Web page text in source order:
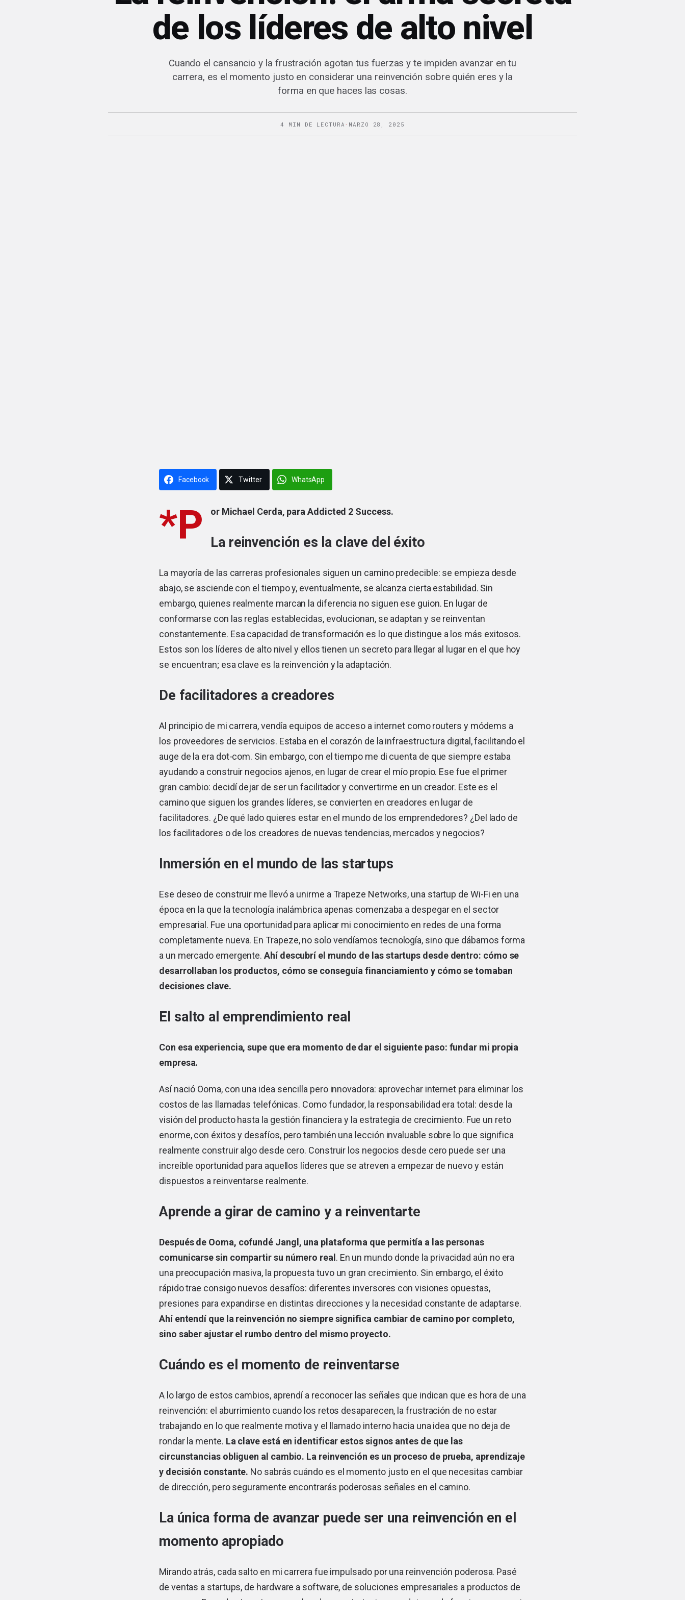
de los líderes de alto nivel
Cuando el cansancio y la frustración agotan tus fuerzas y te impiden avanzar en tu
carrera, es el momento justo en considerar una reinvención sobre quién eres y la
forma en que haces las cosas.
4 MIN DE LECTURA · MARZO 28, 2025
Facebook Twitter WhatsApp
*P or Michael Cerda, para Addicted 2 Success.
La reinvención es la clave del éxito
La mayoría de las carreras profesionales siguen un camino predecible: se empieza desde
abajo, se asciende con el tiempo y, eventualmente, se alcanza cierta estabilidad. Sin
embargo, quienes realmente marcan la diferencia no siguen ese guion. En lugar de
conformarse con las reglas establecidas, evolucionan, se adaptan y se reinventan
constantemente. Esa capacidad de transformación es lo que distingue a los más exitosos.
Estos son los líderes de alto nivel y ellos tienen un secreto para llegar al lugar en el que hoy
se encuentran; esa clave es la reinvención y la adaptación.
De facilitadores a creadores
Al principio de mi carrera, vendía equipos de acceso a internet como routers y módems a
los proveedores de servicios. Estaba en el corazón de la infraestructura digital, facilitando el
auge de la era dot-com. Sin embargo, con el tiempo me di cuenta de que siempre estaba
ayudando a construir negocios ajenos, en lugar de crear el mío propio. Ese fue el primer
gran cambio: decidí dejar de ser un facilitador y convertirme en un creador. Este es el
camino que siguen los grandes líderes, se convierten en creadores en lugar de
facilitadores. ¿De qué lado quieres estar en el mundo de los emprendedores? ¿Del lado de
los facilitadores o de los creadores de nuevas tendencias, mercados y negocios?
Inmersión en el mundo de las startups
Ese deseo de construir me llevó a unirme a Trapeze Networks, una startup de Wi-Fi en una
época en la que la tecnología inalámbrica apenas comenzaba a despegar en el sector
empresarial. Fue una oportunidad para aplicar mi conocimiento en redes de una forma
completamente nueva. En Trapeze, no solo vendíamos tecnología, sino que dábamos forma
a un mercado emergente.Ahí descubrí el mundo de las startups desde dentro: cómo se
desarrollaban los productos, cómo se conseguía financiamiento y cómo se tomaban
decisiones clave.
El salto al emprendimiento real
Con esa experiencia, supe que era momento de dar el siguiente paso: fundar mi propia
empresa.
Así nació Ooma, con una idea sencilla pero innovadora: aprovechar internet para eliminar los
costos de las llamadas telefónicas. Como fundador, la responsabilidad era total: desde la
visión del producto hasta la gestión financiera y la estrategia de crecimiento. Fue un reto
enorme, con éxitos y desafíos, pero también una lección invaluable sobre lo que significa
realmente construir algo desde cero. Construir los negocios desde cero puede ser una
increíble oportunidad para aquellos líderes que se atreven a empezar de nuevo y están
dispuestos a reinventarse realmente.
Aprende a girar de camino y a reinventarte
Después de Ooma, cofundé Jangl, una plataforma que permitía a las personas
comunicarse sin compartir su número real . En un mundo donde la privacidad aún no era
una preocupación masiva, la propuesta tuvo un gran crecimiento. Sin embargo, el éxito
rápido trae consigo nuevos desafíos: diferentes inversores con visiones opuestas,
presiones para expandirse en distintas direcciones y la necesidad constante de adaptarse.
Ahí entendí que la reinvención no siempre significa cambiar de camino por completo,
sino saber ajustar el rumbo dentro del mismo proyecto.
Cuándo es el momento de reinventarse
A lo largo de estos cambios, aprendí a reconocer las señales que indican que es hora de una
reinvención: el aburrimiento cuando los retos desaparecen, la frustración de no estar
trabajando en lo que realmente motiva y el llamado interno hacia una idea que no deja de
rondar la mente. La clave está en identificar estos signos antes de que las
circunstancias obliguen al cambio. La reinvención es un proceso de prueba, aprendizaje
y decisión constante. No sabrás cuándo es el momento justo en el que necesitas cambiar
de dirección, pero seguramente encontrarás poderosas señales en el camino.
La única forma de avanzar puede ser una reinvención en el
momento apropiado
Mirando atrás, cada salto en mi carrera fue impulsado por una reinvención poderosa. Pasé
de ventas a startups, de hardware a software, de soluciones empresariales a productos de